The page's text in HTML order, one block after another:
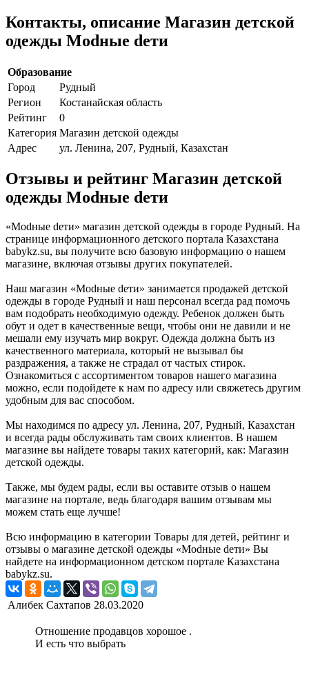
Контакты, описание Магазин детской
одежды Modные dети
Образование
Город
Рудный
Регион
Костанайская область
Рейтинг
0
Категория Магазин детской одежды
Адрес
ул. Ленина, 207, Рудный, Казахстан
Отзывы и рейтинг Магазин детской
одежды Modные dети
«Modные dети» магазин детской одежды в городе Рудный. На
странице информационного детского портала Казахстана
babykz.su, вы получите всю базовую информацию о нашем
магазине, включая отзывы других покупателей.
Наш магазин «Modные dети» занимается продажей детской
одежды в городе Рудный и наш персонал всегда рад помочь
вам подобрать необходимую одежду. Ребенок должен быть
обут и одет в качественные вещи, чтобы они не давили и не
мешали ему изучать мир вокруг. Одежда должна быть из
качественного материала, который не вызывал бы
раздражения, а также не страдал от частых стирок.
Ознакомиться с ассортиментом товаров нашего магазина
можно, если подойдете к нам по адресу или свяжетесь другим
удобным для вас способом.
Мы находимся по адресу ул. Ленина, 207, Рудный, Казахстан
и всегда рады обслуживать там своих клиентов. В нашем
магазине вы найдете товары таких категорий, как: Магазин
детской одежды.
Также, мы будем рады, если вы оставите отзыв о нашем
магазине на портале, ведь благодаря вашим отзывам мы
можем стать еще лучше!
Всю информацию в категории Товары для детей, рейтинг и
отзывы о магазине детской одежды «Modные dети» Вы
найдете на информационном детском портале Казахстана
babykz.su.
Алибек Сахтапов 28.03.2020
Отношение продавцов хорошое .
И есть что выбрать